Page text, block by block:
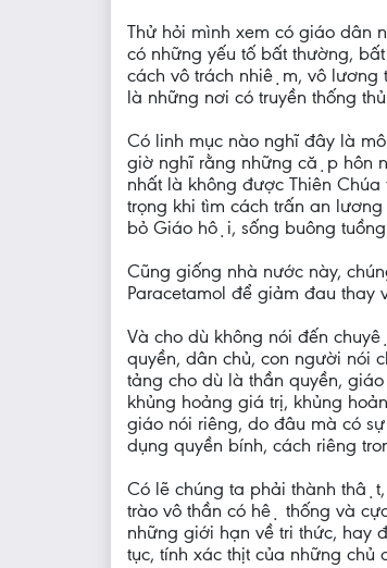
Thử hỏi mình xem có giáo dân
có những yếu tố bất thường,
cách vô trách nhiệm, vô lương
là những nơi có truyền thống
Có linh mục nào nghĩ đây là
giờ nghĩ rằng những cặp hôn
nhất là không được Thiên
trọng khi tìm cách trấn an
bỏ Giáo hội, sống buông
Cũng giống nhà nước này,
Paracetamol để giảm đau
Và cho dù không nói đến
quyền, dân chủ, con người nói
tảng cho dù là thần quyền,
khủng hoảng giá trị, khủng
giáo nói riêng, do đâu mà có
dụng quyền bính, cách riêng
Có lẽ chúng ta phải thành
trào vô thần có hệ thống và
những giới hạn về tri thức, hay
tục, tính xác thịt của những